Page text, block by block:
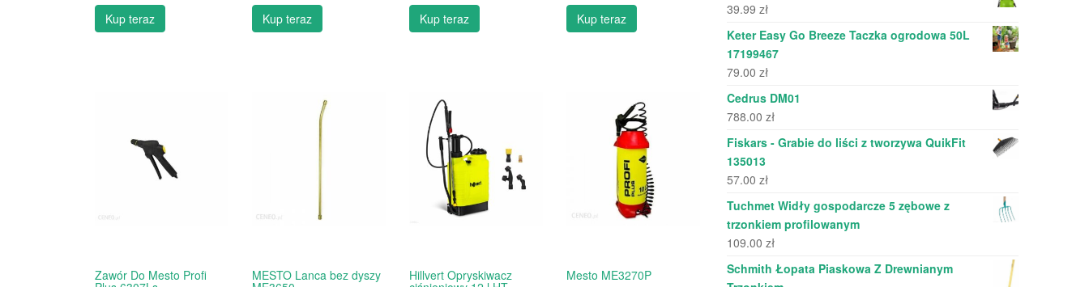
Kup teraz Kup teraz Kup teraz Kup teraz
Zawór Do Mesto Profi MESTO Lanca bez dyszy Hillvert Opryskiwacz Mesto ME3270P
39.99 zł
Keter Easy Go Breeze Taczka ogrodowa 50L
17199467
79.00 zł
Cedrus DM01
788.00 zł
Fiskars - Grabie do liści z tworzywa QuikFit
135013
57.00 zł
Tuchmet Widły gospodarcze 5 zębowe z
trzonkiem profilowanym
109.00 zł
Schmith Łopata Piaskowa Z Drewnianym